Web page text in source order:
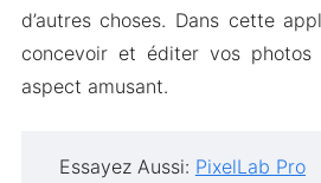
d’autres choses. Dans cette
concevoir et éditer vos photos
aspect amusant.
Essayez Aussi: PixelLab Pro